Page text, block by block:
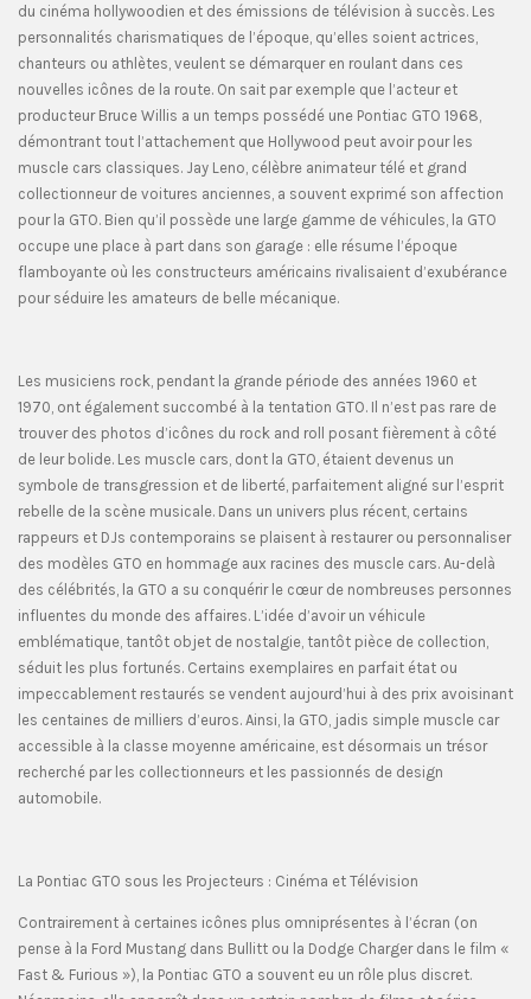
du cinéma hollywoodien et des émissions de télévision à succès. Les
personnalités charismatiques de l’époque, qu’elles soient actrices,
chanteurs ou athlètes, veulent se démarquer en roulant dans ces
nouvelles icônes de la route. On sait par exemple que l’acteur et
producteur Bruce Willis a un temps possédé une Pontiac GTO 1968,
démontrant tout l’attachement que Hollywood peut avoir pour les
muscle cars classiques. Jay Leno, célèbre animateur télé et grand
collectionneur de voitures anciennes, a souvent exprimé son affection
pour la GTO. Bien qu’il possède une large gamme de véhicules, la GTO
occupe une place à part dans son garage : elle résume l’époque
flamboyante où les constructeurs américains rivalisaient d’exubérance
pour séduire les amateurs de belle mécanique.
Les musiciens rock, pendant la grande période des années 1960 et
1970, ont également succombé à la tentation GTO. Il n’est pas rare de
trouver des photos d’icônes du rock and roll posant fièrement à côté
de leur bolide. Les muscle cars, dont la GTO, étaient devenus un
symbole de transgression et de liberté, parfaitement aligné sur l’esprit
rebelle de la scène musicale. Dans un univers plus récent, certains
rappeurs et DJs contemporains se plaisent à restaurer ou personnaliser
des modèles GTO en hommage aux racines des muscle cars. Au-delà
des célébrités, la GTO a su conquérir le cœur de nombreuses personnes
influentes du monde des affaires. L’idée d’avoir un véhicule
emblématique, tantôt objet de nostalgie, tantôt pièce de collection,
séduit les plus fortunés. Certains exemplaires en parfait état ou
impeccablement restaurés se vendent aujourd’hui à des prix avoisinant
les centaines de milliers d’euros. Ainsi, la GTO, jadis simple muscle car
accessible à la classe moyenne américaine, est désormais un trésor
recherché par les collectionneurs et les passionnés de design
automobile.
La Pontiac GTO sous les Projecteurs : Cinéma et Télévision
Contrairement à certaines icônes plus omniprésentes à l’écran (on
pense à la Ford Mustang dans Bullitt ou la Dodge Charger dans le film «
Fast & Furious »), la Pontiac GTO a souvent eu un rôle plus discret.